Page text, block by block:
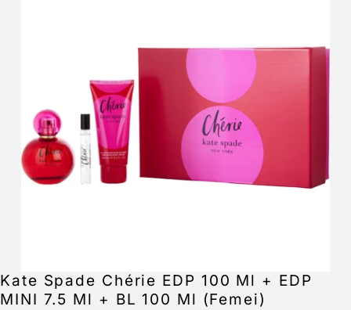
Kate Spade Chérie EDP 100 Ml + EDP
MINI 7.5 Ml + BL 100 Ml (Femei)